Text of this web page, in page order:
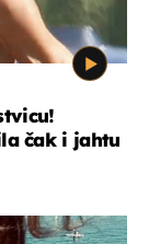
čak i jahtu